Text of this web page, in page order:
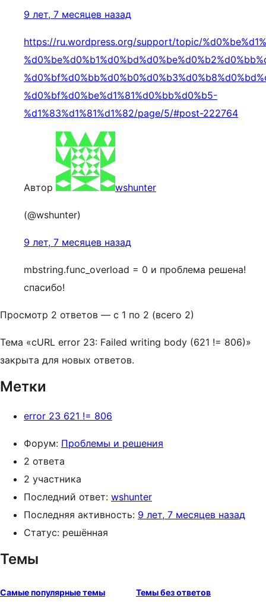
9 лет, 7 месяцев назад
https://ru.wordpress.org/support/topic/
%d0%bf%d0%be%d1%81%d0%bb%d0%b5-
%d1%83%d1%81%d1%82/page/5/#post-222764
Автор wshunter
(@wshunter)
9 лет, 7 месяцев назад
mbstring.func_overload = 0 и проблема решена!
спасибо!
Просмотр 2 ответов — с 1 по 2 (всего 2)
Тема «cURL error 23: Failed writing body (621 != 806)»
закрыта для новых ответов.
Метки
error 23 621 != 806
Форум: Проблемы и решения
2 ответа
2 участника
Последний ответ: wshunter
Последняя активность: 9 лет, 7 месяцев назад
Статус: решённая
Темы
Самые популярные темы Темы без ответов